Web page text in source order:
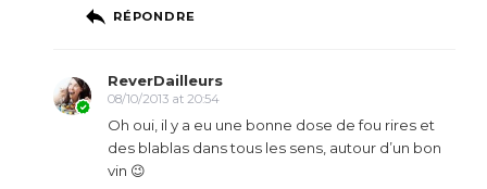
RÉPONDRE
ReverDailleurs
08/10/2013 at 20:54
Oh oui, il y a eu une bonne dose de fou rires et
des blablas dans tous les sens, autour d’un bon
vin 😉